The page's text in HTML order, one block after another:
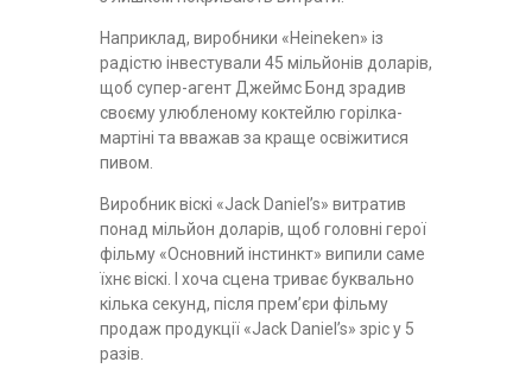
Наприклад, виробники «Heineken» із
радістю інвестували 45 мільйонів доларів,
щоб супер-агент Джеймс Бонд зрадив
своєму улюбленому коктейлю горілка-
мартіні та вважав за краще освіжитися
пивом.
Виробник віскі «Jack Daniel’s» витратив
понад мільйон доларів, щоб головні герої
фільму «Основний інстинкт» випили саме
їхнє віскі. І хоча сцена триває буквально
кілька секунд, після прем’єри фільму
продаж продукції «Jack Daniel’s» зріс у 5
разів.